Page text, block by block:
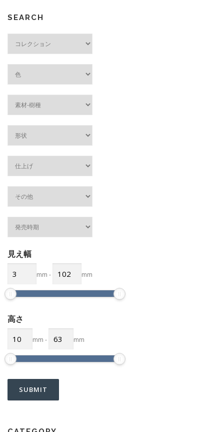
SEARCH
見え幅
mm - mm
高さ
mm - mm